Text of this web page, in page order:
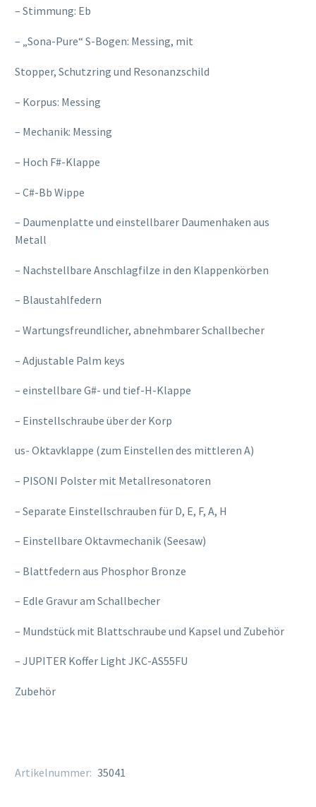
– Stimmung: Eb
– „Sona-Pure“ S-Bogen: Messing, mit
osteopathe-nyon-cabinet-monney
Stopper, Schutzring und Resonanzschild
– Korpus: Messing
– Mechanik: Messing
– Hoch F#-Klappe
– C#-Bb Wippe
– Daumenplatte und einstellbarer Daumenhaken aus
Metall
– Nachstellbare Anschlagfilze in den Klappenkörben
– Blaustahlfedern
– Wartungsfreundlicher, abnehmbarer Schallbecher
– Adjustable Palm keys
– einstellbare G#- und tief-H-Klappe
– Einstellschraube über der Korp
relaisvih12
us- Oktavklappe (zum Einstellen des mittleren A)
– PISONI Polster mit Metallresonatoren
– Separate Einstellschrauben für D, E, F, A, H
– Einstellbare Oktavmechanik (Seesaw)
– Blattfedern aus Phosphor Bronze
– Edle Gravur am Schallbecher
– Mundstück mit Blattschraube und Kapsel und Zubehör
– JUPITER Koffer Light JKC-AS55FU
Zubehör
Artikelnummer: 35041